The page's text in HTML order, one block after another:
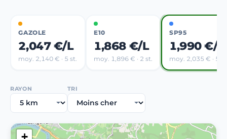
GAZOLE
2,047 €/L
moy. 2,140 € · 5 st.
E10
1,868 €/L
moy. 1,896 € · 2 st.
SP95
1,990 €/L
moy. 2,035 € · 5
RAYON TRI